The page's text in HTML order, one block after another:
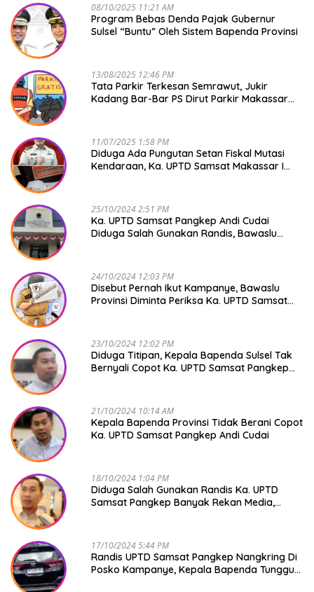
08/10/2025 11:21 AM
Program Bebas Denda Pajak Gubernur
Sulsel “Buntu” Oleh Sistem Bapenda Provinsi
13/08/2025 12:46 PM
Tata Parkir Terkesan Semrawut, Jukir
Kadang Bar-Bar PS Dirut Parkir Makassar
11/07/2025 1:58 PM
Diduga Ada Pungutan Setan Fiskal Mutasi
Kendaraan, Ka. UPTD Samsat Makassar I
25/10/2024 2:51 PM
Ka. UPTD Samsat Pangkep Andi Cudai
Diduga Salah Gunakan Randis, Bawaslu
24/10/2024 12:03 PM
Disebut Pernah Ikut Kampanye, Bawaslu
Provinsi Diminta Periksa Ka. UPTD Samsat
23/10/2024 12:02 PM
Diduga Titipan, Kepala Bapenda Sulsel Tak
Bernyali Copot Ka. UPTD Samsat Pangkep
21/10/2024 10:14 AM
Kepala Bapenda Provinsi Tidak Berani Copot
Ka. UPTD Samsat Pangkep Andi Cudai
18/10/2024 1:04 PM
Diduga Salah Gunakan Randis Ka. UPTD
Samsat Pangkep Banyak Rekan Media,
17/10/2024 5:44 PM
Randis UPTD Samsat Pangkep Nangkring Di
Posko Kampanye, Kepala Bapenda Tunggu